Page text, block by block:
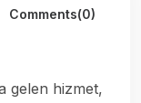
Comments(0)
gelen hizmet,